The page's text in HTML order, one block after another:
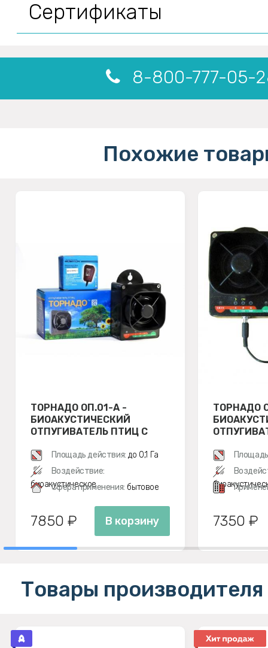
Сертификаты
8-800-777-05-
Похожие
ТОРНАДО ОП.01-А -
БИОАКУСТИЧЕСКИЙ
ОТПУГИВАТЕЛЬ ПТИЦ С
Площадь действия: до 0,1 Га
Воздействие:
биоакустическое
Сфера применения: бытовое
7850 ₽ В корзину
ТОРНАДО
7350 ₽
Товары производителя